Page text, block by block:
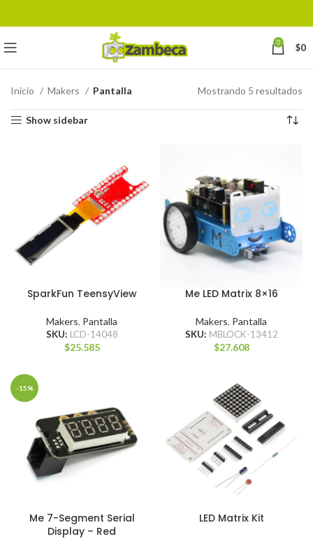
0 $0
Inicio Makers Pantalla Mostrando 5 resultados
Show sidebar
SparkFun TeensyView
Makers, Pantalla
SKU: LCD-14048
$25.585
Me LED Matrix 8×16
Makers, Pantalla
SKU: MBLOCK-13412
$27.608
-15%
Me 7-Segment Serial
Display – Red
LED Matrix Kit